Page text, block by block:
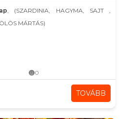
, (SZARDINIA, HAGYMA, SAJT ,
MÁRTÁS)
0
TOVÁBB